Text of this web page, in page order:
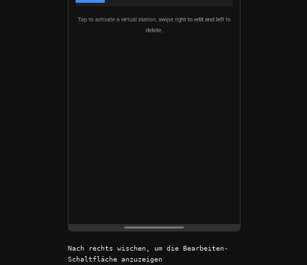
Nach rechts wischen, um die Bearbeiten-
Schaltfläche anzuzeigen